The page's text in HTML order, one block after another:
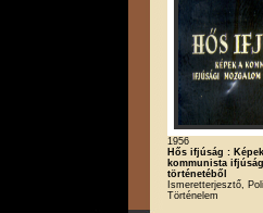
1956
Hős ifjúság :
kommunista
történetéből
Ismeretterjesztő,
Történelem